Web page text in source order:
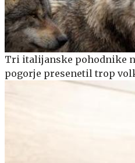
Tri italijanske pohodnike
pogorje presenetil trop